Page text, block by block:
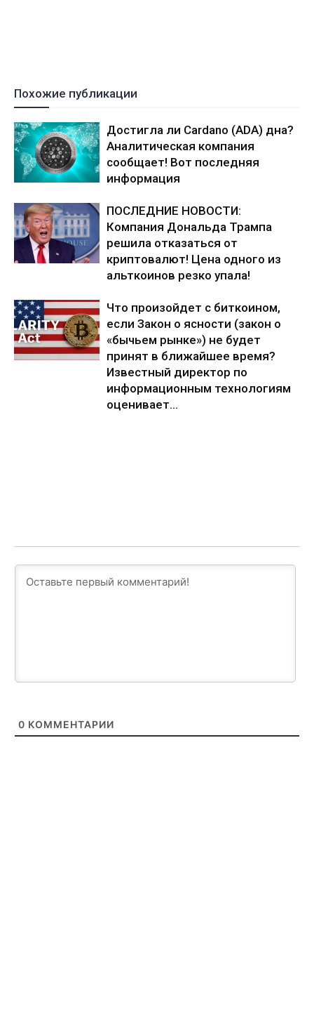
Похожие публикации
Достигла ли Cardano (ADA) дна?
Аналитическая компания
сообщает! Вот последняя
информация
ПОСЛЕДНИЕ НОВОСТИ:
Компания Дональда Трампа
решила отказаться от
криптовалют! Цена одного из
альткоинов резко упала!
Что произойдет с биткоином,
если Закон о ясности (закон о
«бычьем рынке») не будет
принят в ближайшее время?
Известный директор по
информационным технологиям
оценивает...
0 КОММЕНТАРИИ